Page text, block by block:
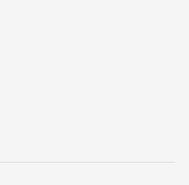
ています。また、コロナ禍によ
加は、一見すると職場のストレ
に見えますが、逆に孤独感やコ
から来るストレスを増加させて
ます。
おり、特に食生活の乱れや運動
圧、肥満などの生活習慣病を引